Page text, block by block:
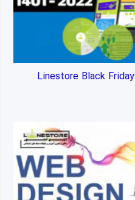
بلک فرایدی لاین استور 1401 | Linestore Black Friday